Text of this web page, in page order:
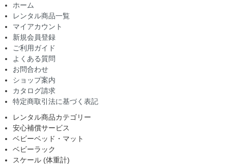
ホーム
レンタル商品一覧
マイアカウント
新規会員登録
ご利用ガイド
よくある質問
お問合わせ
ショップ案内
カタログ請求
特定商取引法に基づく表記
レンタル商品カテゴリー
安心補償サービス
ベビーベッド・マット
ベビーラック
スケール (体重計)